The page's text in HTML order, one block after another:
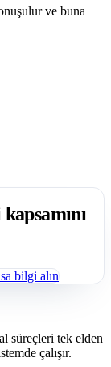
ve buna
kapsamını
bilgi alın
süreçleri tek elden
çalışır.